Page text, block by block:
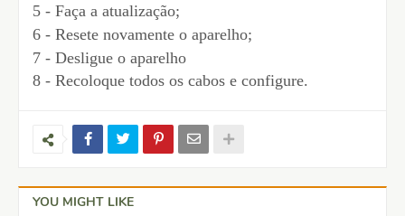
5 - Faça a atualização;
6 - Resete novamente o aparelho;
7 - Desligue o aparelho
8 - Recoloque todos os cabos e configure.
YOU MIGHT LIKE